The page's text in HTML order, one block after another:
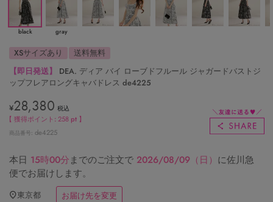
black gray
XSサイズあり
送料無料
【即日発送】
DEA. ディア バイ ローブドフルール ジャガードバストジ
ップフレアロングキャバドレス de4225
¥28,380 税込
【 獲得ポイント:258 pt 】
商品番号 de4225
本日 15時00分までのご注文で 2026/08/09（日） に佐川急
便でお届けします。
東京都 お届け先を変更